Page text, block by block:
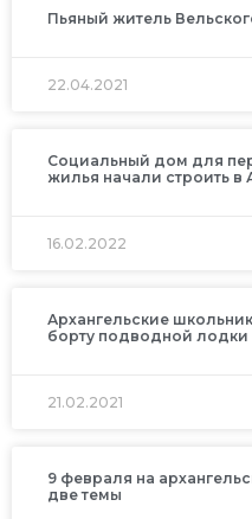
Пьяный житель
22.04.2021
Социальный дом для
жилья начали строить в
16.02.2022
Архангельские
борту подводной лодки
21.02.2021
9 февраля на
две темы